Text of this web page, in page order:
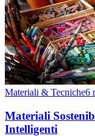
Materiali & Tecniche6
Materiali
Intelligenti